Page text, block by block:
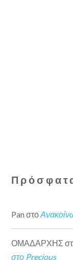
Pan στο
ΟΜΑΔΑΡΧΗΣ
στο Precious